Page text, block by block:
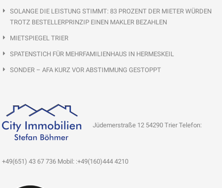
SOLANGE DIE LEISTUNG STIMMT: 83 PROZENT DER MIETER WÜRDEN
TROTZ BESTELLERPRINZIP EINEN MAKLER BEZAHLEN
MIETSPIEGEL TRIER
SPATENSTICH FÜR MEHRFAMILIENHAUS IN HERMESKEIL
SONDER – AFA KURZ VOR ABSTIMMUNG GESTOPPT
Jüdemerstraße 12 54290 Trier Telefon:
+49(651) 43 67 736 Mobil: :+49(160)444 4210